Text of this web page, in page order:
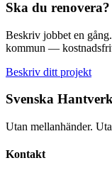
Ska du renovera?
Beskriv jobbet en
kommun —
Beskriv ditt projekt
Svenska
Utan mellanhänder.
Kontakt